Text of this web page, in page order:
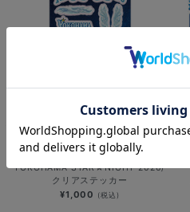
NEW
YOKOHAMA STAR☆NIGHT 2026/
クリアステッカー
¥1,000 (税込)